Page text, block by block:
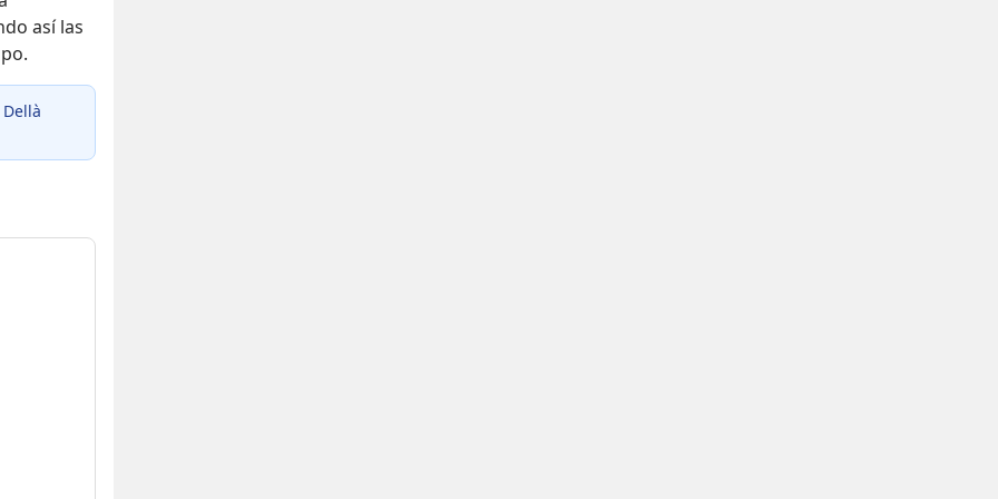
así las